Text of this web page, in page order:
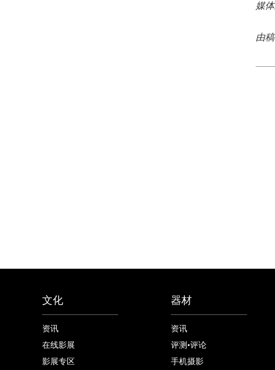
媒
由
文化
资讯
在线影展
影展专区
器材
资讯
评测•评论
手机摄影